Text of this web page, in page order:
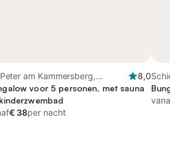
am Kammersberg,
8,0
voor 5 personen, met sauna
€ 38per nacht